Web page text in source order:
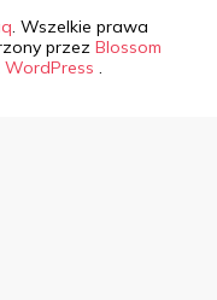
. Wszelkie prawa
przez Blossom
WordPress .